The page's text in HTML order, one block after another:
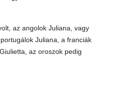
az angolok Juliana, vagy
Juliana, a franciák
az oroszok pedig